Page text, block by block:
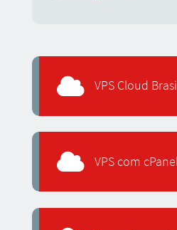
VPS Cloud Brasil
VPS com cPanel